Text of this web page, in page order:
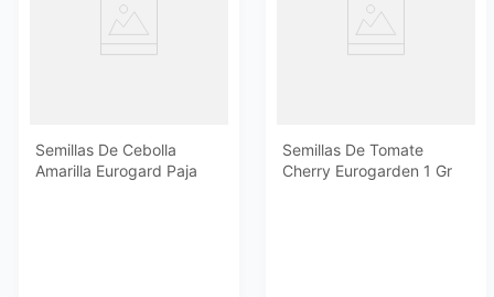
Semillas De Cebolla
Amarilla Eurogard Paja
Semillas De Tomate
Cherry Eurogarden 1 Gr